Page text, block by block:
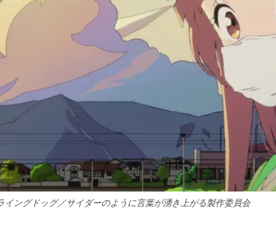
イングドッグ／サイダーのように言葉が湧き上がる製作委員会